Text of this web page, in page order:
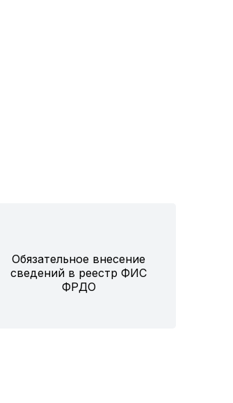
Обязательное внесение
сведений в реестр ФИС
ФРДО